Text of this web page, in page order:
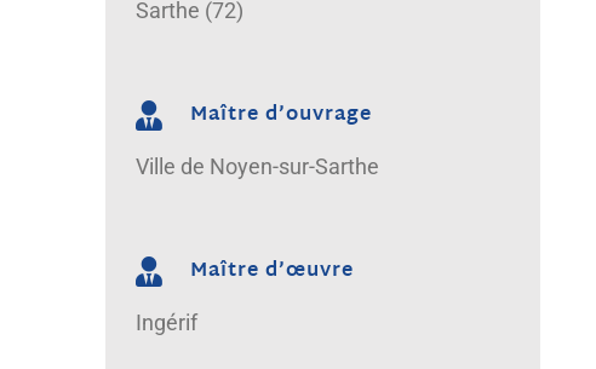
Sarthe (72)
Maître d’ouvrage
Ville de Noyen-sur-Sarthe
Maître d’œuvre
Ingérif